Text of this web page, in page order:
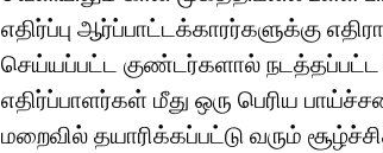
எதிர்ப்பு ஆர்ப்பாட்டக்காரர்களுக்கு
செய்யப்பட்ட குண்டர்களால்
எதிர்ப்பாளர்கள் மீது ஒரு பெரிய
மறைவில் தயாரிக்கப்பட்டு வரும்